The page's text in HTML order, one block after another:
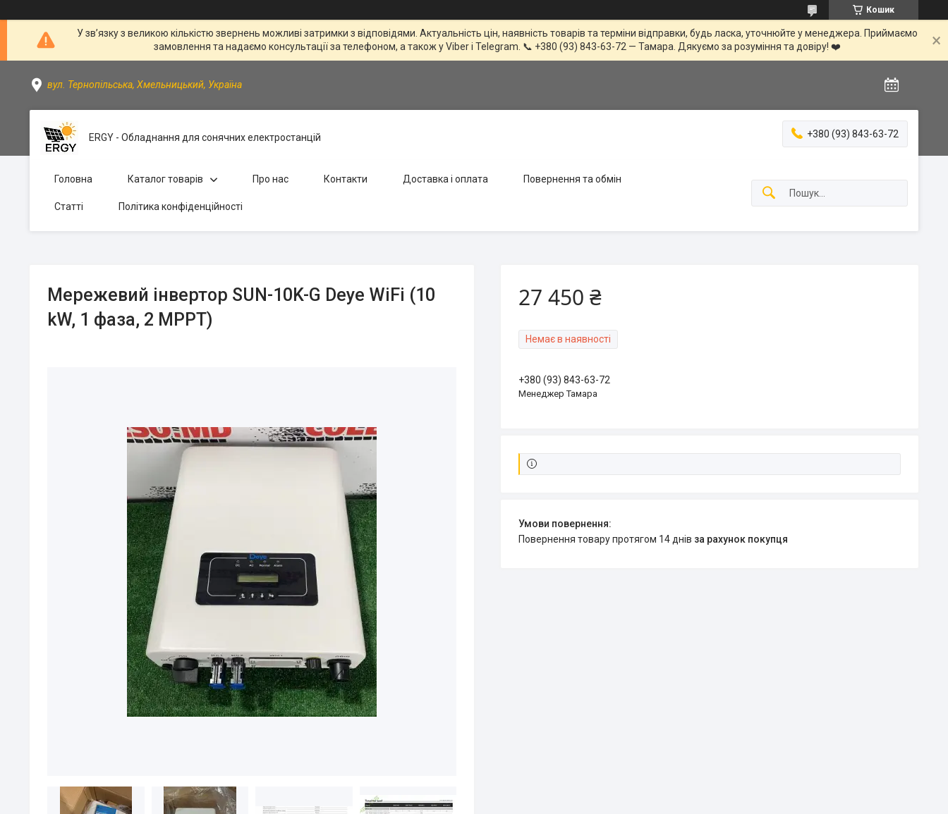
Кошик
У зв’язку з великою кількістю звернень можливі затримки з відповідями. Актуальність цін, наявність товарів та терміни відправки, будь ласка, уточнюйте у менеджера. Приймаємо
замовлення та надаємо консультації за телефоном, а також у Viber і Telegram. 📞 +380 (93) 843-63-72 — Тамара. Дякуємо за розуміння та довіру! ❤️
вул. Тернопільська, Хмельницький, Україна
ERGY - Обладнання для сонячних електростанцій +380 (93) 843-63-72
Головна Каталог товарів Про нас Контакти Доставка і оплата Повернення та обмін
Статті Політика конфіденційності
Мережевий інвертор SUN-10K-G Deye WiFi (10
kW, 1 фаза, 2 MPPT)
27 450 ₴
Немає в наявності
+380 (93) 843-63-72
Менеджер Тамара
повернення товару протягом 14 днів за рахунок покупця